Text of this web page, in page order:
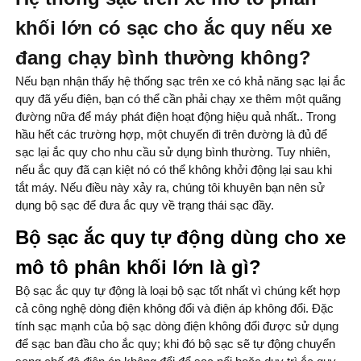
khối lớn có sạc cho ắc quy nếu xe
đang chạy bình thường không?
Nếu bạn nhận thấy hệ thống sạc trên xe có khả năng sạc lại ắc
quy đã yếu điện, bạn có thể cần phải chạy xe thêm một quãng
đường nữa để máy phát điện hoạt động hiệu quả nhất.. Trong
hầu hết các trường hợp, một chuyến đi trên đường là đủ để
sạc lại ắc quy cho nhu cầu sử dụng bình thường. Tuy nhiên,
nếu ắc quy đã cạn kiệt nó có thể không khởi động lại sau khi
tắt máy. Nếu điều này xảy ra, chúng tôi khuyên bạn nên sử
dụng bộ sạc để đưa ắc quy về trạng thái sạc đầy.
Bộ sạc ắc quy tự động dùng cho xe
mô tô phân khối lớn là gì?
Bộ sạc ắc quy tự động là loại bộ sạc tốt nhất vì chúng kết hợp
cả công nghệ dòng điện không đổi và điện áp không đổi. Đặc
tính sạc mạnh của bộ sạc dòng điện không đổi được sử dụng
để sạc ban đầu cho ắc quy; khi đó bộ sạc sẽ tự động chuyển